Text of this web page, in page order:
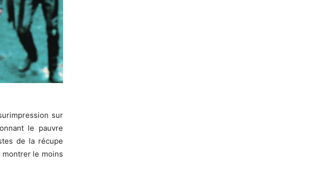
sur
le pauvre
de la récupe
le moins